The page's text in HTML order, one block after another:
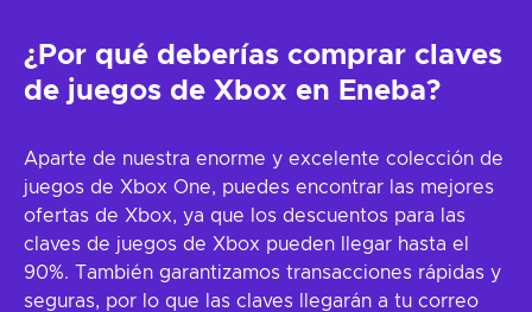
¿Por qué deberías comprar claves
de juegos de Xbox en Eneba?
Aparte de nuestra enorme y excelente colección de
juegos de Xbox One, puedes encontrar las mejores
ofertas de Xbox, ya que los descuentos para las
claves de juegos de Xbox pueden llegar hasta el
90%. También garantizamos transacciones rápidas y
seguras, por lo que las claves llegarán a tu correo